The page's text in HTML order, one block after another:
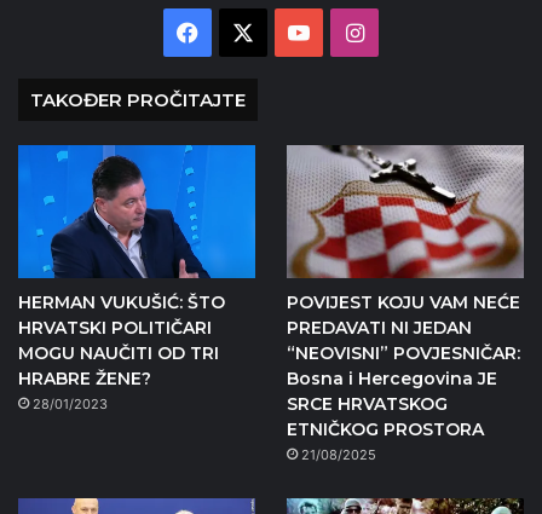
Facebook YouTubeInstagram
TAKOĐER PROČITAJTE
HERMAN VUKUŠIĆ: ŠTO
HRVATSKI POLITIČARI
MOGU NAUČITI OD TRI
HRABRE ŽENE?
28/01/2023
POVIJEST KOJU VAM NEĆE
PREDAVATI NI JEDAN
“NEOVISNI” POVJESNIČAR:
Bosna i Hercegovina JE
SRCE HRVATSKOG
ETNIČKOG PROSTORA
21/08/2025